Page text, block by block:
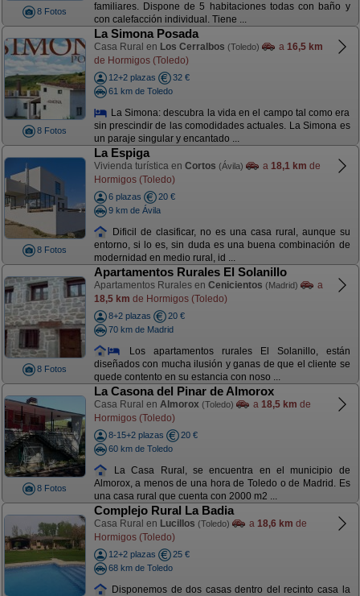
8 Fotos
familiares. Dispone de 5 habitaciones todas con baño y
con calefacción individual. Tiene ...
8 Fotos
La Simona Posada
Casa Rural en Los Cerralbos (Toledo) a 16,5 km
de Hormigos (Toledo)
12+2 plazas
32 €
61 km de Toledo
La Simona: descubra la vida en el campo tal como era
sin prescindir de las comodidades actuales. La Simona es
un paraje singular y encantado ...
8 Fotos
La Espiga
Vivienda turística en Cortos (Ávila) a 18,1 km de
Hormigos (Toledo)
6 plazas
20 €
9 km de Ávila
Dificil de clasificar, no es una casa rural, aunque su
entorno, si lo es, sin duda es una buena combinación de
modernidad en medio rural, id ...
8 Fotos
Apartamentos Rurales El Solanillo
Apartamentos Rurales en Cenicientos (Madrid)
a
18,5 km de Hormigos (Toledo)
8+2 plazas
20 €
70 km de Madrid
Los apartamentos rurales El Solanillo, están
diseñados con mucha ilusión y ganas de que el cliente se
quede contento en su estancia con noso ...
8 Fotos
La Casona del Pinar de Almorox
Casa Rural en Almorox (Toledo) a 18,5 km de
Hormigos (Toledo)
8-15+2 plazas
20 €
60 km de Toledo
La Casa Rural, se encuentra en el municipio de
Almorox, a menos de una hora de Toledo o de Madrid. Es
una casa rural que cuenta con 2000 m2 ...
Complejo Rural La Badia
Casa Rural en Lucillos (Toledo) a 18,6 km de
Hormigos (Toledo)
12+2 plazas
25 €
68 km de Toledo
Disponemos de dos casas dentro del recinto casa la